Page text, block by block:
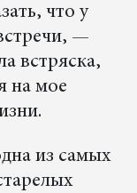
что у
—
встряска,
на мое
из самых